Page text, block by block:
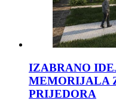
IZABRANO
MEMORIJALA
PRIJEDORA